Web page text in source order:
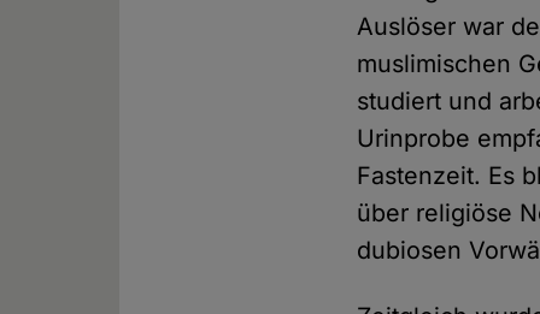
Auslöser war
muslimischen
studiert und
Urinprobe
Fastenzeit. Es
über religiöse
dubiosen